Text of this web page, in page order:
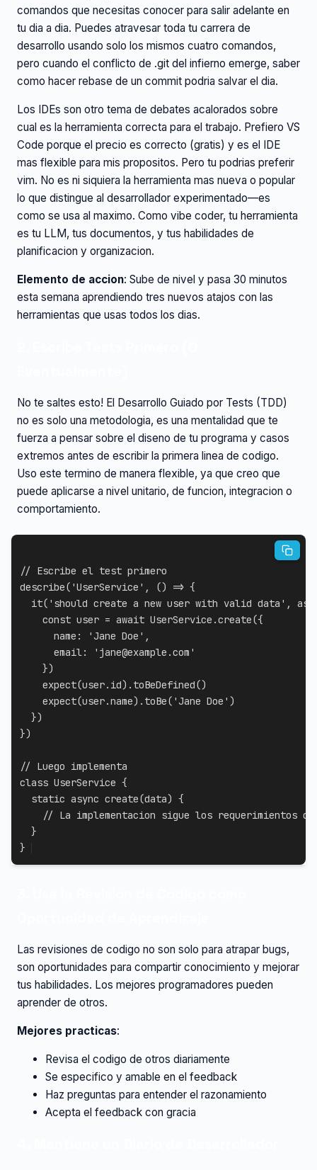
comandos que necesitas conocer para salir adelante en
tu dia a dia. Puedes atravesar toda tu carrera de
desarrollo usando solo los mismos cuatro comandos,
pero cuando el conflicto de .git del infierno emerge, saber
como hacer rebase de un commit podria salvar el dia.
Los IDEs son otro tema de debates acalorados sobre
cual es la herramienta correcta para el trabajo. Prefiero VS
Code porque el precio es correcto (gratis) y es el IDE
mas flexible para mis propositos. Pero tu podrias preferir
vim. No es ni siquiera la herramienta mas nueva o popular
lo que distingue al desarrollador experimentado—es
como se usa al maximo. Como vibe coder, tu herramienta
es tu LLM, tus documentos, y tus habilidades de
planificacion y organizacion.
Elemento de accion: Sube de nivel y pasa 30 minutos
esta semana aprendiendo tres nuevos atajos con las
herramientas que usas todos los dias.
No te saltes esto! El Desarrollo Guiado por Tests (TDD)
no es solo una metodologia, es una mentalidad que te
fuerza a pensar sobre el diseno de tu programa y casos
extremos antes de escribir la primera linea de codigo.
Uso este termino de manera flexible, ya que creo que
puede aplicarse a nivel unitario, de funcion, integracion o
comportamiento.
// Escribe el test primero
describe( 'UserService' , () => {
it( 'should create a new user with valid data' ,
const user = await UserService .create({
name : 'Jane Doe' ,
email:
'jane@example.com'
})
expect(user. id) . toBeDefined()
expect(user.name) . toBe( 'Jane Doe' )
})
})
// Luego implementa
class UserService {
static async create(data) {
// La implementacion sigue los requerimientos
}
}
Las revisiones de codigo no son solo para atrapar bugs,
son oportunidades para compartir conocimiento y mejorar
tus habilidades. Los mejores programadores pueden
aprender de otros.
Mejores practicas:
Revisa el codigo de otros diariamente
Se especifico y amable en el feedback
Haz preguntas para entender el razonamiento
Acepta el feedback con gracia